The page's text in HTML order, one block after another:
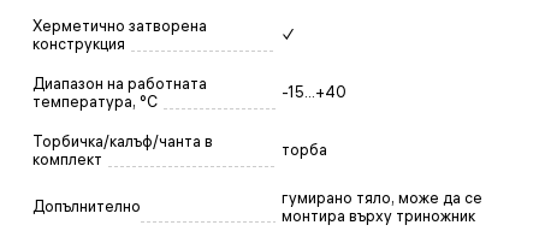
Херметично затворена
конструкция
✓
Диапазон на работната
температура, °C
-15...+40
Торбичка/калъф/чанта в
комплект
торба
Допълнително
гумирано тяло, може да се
монтира върху триножник